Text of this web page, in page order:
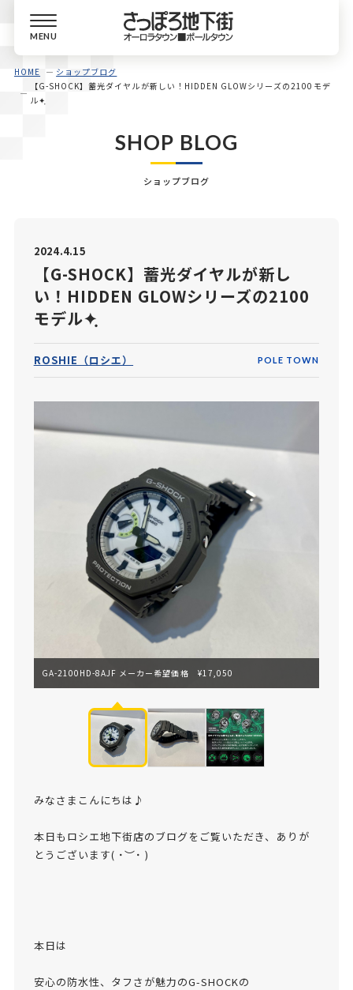
MENU
HOME
ショップブログ
【G-SHOCK】蓄光ダイヤルが新しい！HIDDEN GLOWシリーズの2100モデ
ル✦ฺ︎
SHOP BLOG
ショップブログ
2024.4.15
【G-SHOCK】蓄光ダイヤルが新し
い！HIDDEN GLOWシリーズの2100
モデル✦ฺ︎
ROSHIE（ロシエ） POLE TOWN
GA-2100HD-8AJF メーカー希望価格 ¥17,050
みなさまこんにちは♪
本日もロシエ地下街店のブログをご覧いただき、ありが
とうございます( ˙︶˙ )
本日は
安心の防水性、タフさが魅力のG-SHOCKの